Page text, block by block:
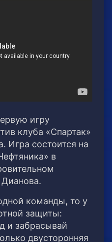
игру
клуба «Спартак»
Игра состоится на
в
команды, то у
защиты:
и забрасывай
двусторонняя